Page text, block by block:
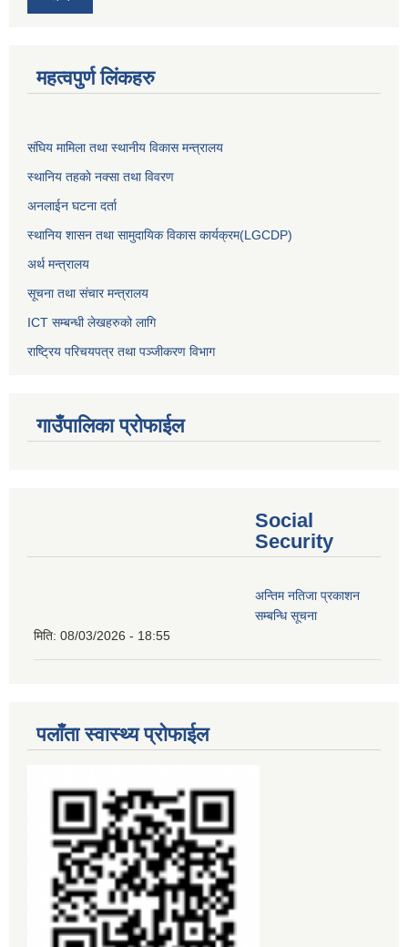
महत्वपुर्ण लिंकहरु
संघिय मामिला तथा स्थानीय विकास मन्त्रालय
स्थानिय तहकाे नक्सा तथा विवरण
अनलाईन घटना दर्ता
स्थानिय शासन तथा सामुदायिक विकास कार्यक्रम(LGCDP)
अर्थ मन्त्रालय
सूचना तथा संचार मन्त्रालय
ICT सम्बन्धी लेखहरुको लागि
राष्ट्रिय परिचयपत्र तथा पञ्‍जीकरण विभाग
गाउँपालिका प्रोफाईल
Social
Security
अन्तिम नतिजा प्रकाशन
सम्बन्धि सूचना
मिति: 08/03/2026 - 18:55
पलाँता स्वास्थ्य प्रोफाईल